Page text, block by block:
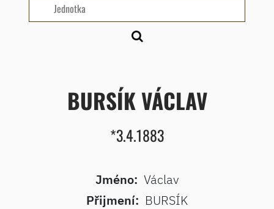
BURSÍK VÁCLAV
*3.4.1883
Jméno: Václav
Přijmení: BURSÍK